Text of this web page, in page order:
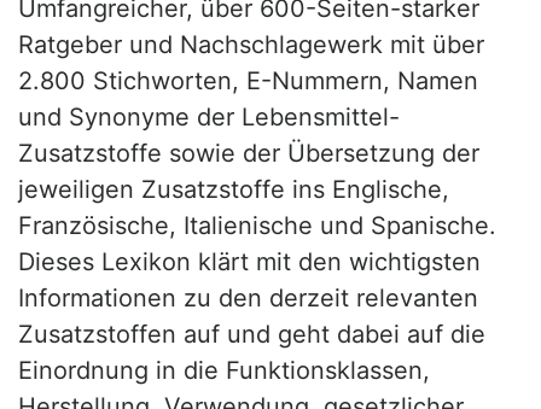
Umfangreicher, über 600-Seiten-starker
Ratgeber und Nachschlagewerk mit über
2.800 Stichworten, E-Nummern, Namen
und Synonyme der Lebensmittel-
Zusatzstoffe sowie der Übersetzung der
jeweiligen Zusatzstoffe ins Englische,
Französische, Italienische und Spanische.
Dieses Lexikon klärt mit den wichtigsten
Informationen zu den derzeit relevanten
Zusatzstoffen auf und geht dabei auf die
Einordnung in die Funktionsklassen,